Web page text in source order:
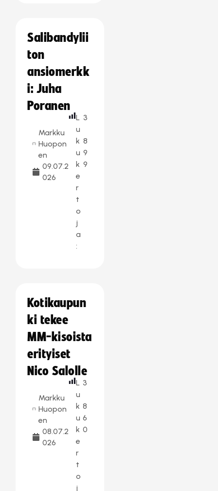
Salibandylii
ton
ansiomerkk
i: Juha
Poranen
Markku
Huopon
en
09.07.2
026
L
u
k
u
k
e
r
t
o
j
a
:
3
8
9
9
Kotikaupun
ki tekee
MM-kisoista
erityiset
Nico Salolle
Markku
Huopon
en
08.07.2
026
L
u
k
u
k
e
r
t
o
j
3
8
6
0